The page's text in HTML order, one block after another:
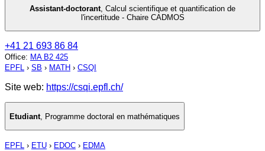
Assistant-doctorant, Calcul scientifique et quantification de
l'incertitude - Chaire CADMOS
+41 21 693 86 84
Office: MA B2 425
EPFL › SB › MATH › CSQI
Site web: https://csqi.epfl.ch/
Etudiant Programme doctoral en mathématiques
EPFL › ETU › EDOC › EDMA